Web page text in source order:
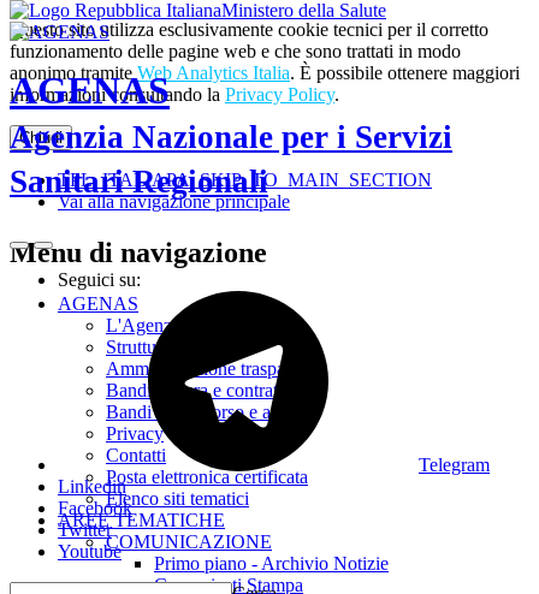
Questo sito utilizza esclusivamente cookie tecnici per il corretto
funzionamento delle pagine web e che sono trattati in modo
anonimo tramite Web Analytics Italia. È possibile ottenere maggiori
informazioni consultando la Privacy Policy.
Chiudi
TPL_ITALIAPA_SKIP_TO_MAIN_SECTION
Vai alla navigazione principale
Ministero della Salute
AGENAS
Agenzia Nazionale per i Servizi
Sanitari Regionali
Seguici su:
Telegram
Linkedin
Facebook
Twitter
Youtube
Menu di navigazione
AGENAS
L'Agenzia
Struttura
Amministrazione trasparente
Bandi di gara e contratti
Bandi di concorso e avvisi
Privacy
Contatti
Posta elettronica certificata
Elenco siti tematici
AREE TEMATICHE
COMUNICAZIONE
Primo piano - Archivio Notizie
Comunicati Stampa